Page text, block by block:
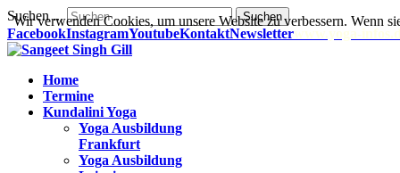
Suchen ... Suchen
FacebookInstagramYoutubeKontaktNewsletterwww.yoga-
Home
Termine
Kundalini Yoga
Yoga Ausbildung
Frankfurt
Yoga Ausbildung
Wir verwenden Cookies, um unsere Website zu verbessern. Wenn